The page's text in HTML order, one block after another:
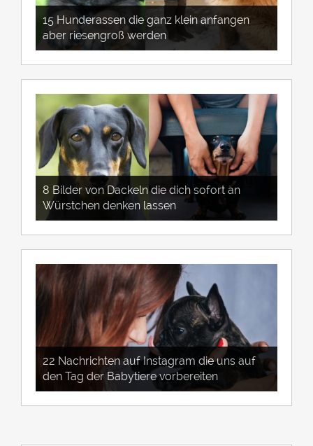
15 Hunderassen die ganz klein anfangen
aber riesengroß werden
8 Bilder von Dackeln die dich sofort an
Würstchen denken lassen
22 Nachrichten auf Instagram die uns auf
den Tag der Babytiere vorbereiten